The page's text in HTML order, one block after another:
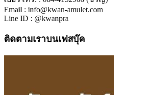
Email : info@kwan-amulet.com
Line ID : @kwanpra
ติดตามเราบนเฟสบุ๊ค